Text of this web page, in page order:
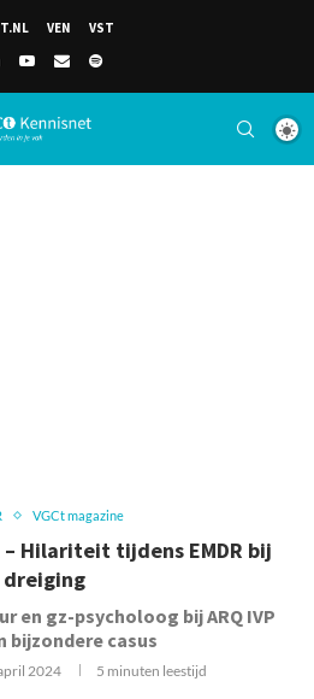
VEN VST
VGCt magazine
Hilariteit tijdens EMDR bij
dreiging
en gz-psycholoog bij ARQ IVP
bijzondere casus
2024 5 minuten leestijd